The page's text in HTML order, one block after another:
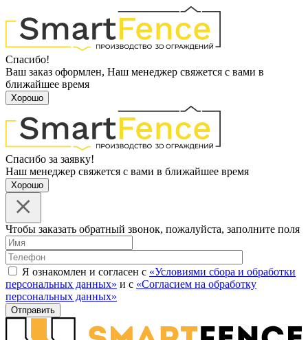
Спасибо!
Ваш заказ оформлен, Наш менеджер свяжется с вами в
ближайшее время
Хорошо
Спасибо за заявку!
Наш менеджер свяжется с вами в ближайшее время
Хорошо
Чтобы заказать обратный звонок, пожалуйста, заполните поля
Я ознакомлен и согласен с «Условиями сбора и обработки
персональных данных» и с «Согласием на обработку
персональных данных»
Отправить